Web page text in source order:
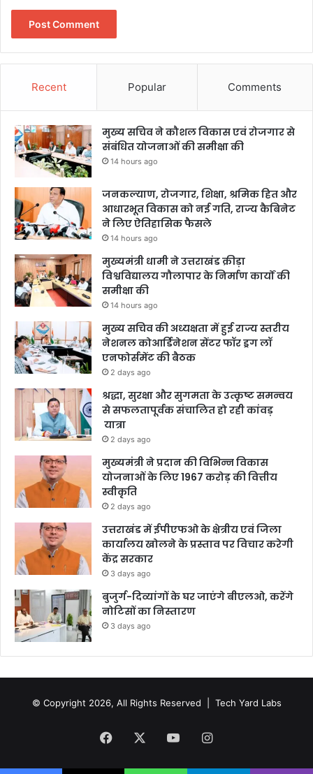
Recent Popular Comments
मुख्य सचिव ने कौशल विकास एवं रोजगार से
संबंधित योजनाओं की समीक्षा की
14 hours ago
जनकल्याण, रोजगार, शिक्षा, श्रमिक हित और
आधारभूत विकास को नई गति, राज्य कैबिनेट
ने लिए ऐतिहासिक फैसले
14 hours ago
मुख्यमंत्री धामी ने उत्तराखंड क्रीड़ा
विश्वविद्यालय गौलापार के निर्माण कार्यों की
समीक्षा की
14 hours ago
मुख्य सचिव की अध्यक्षता में हुई राज्य स्तरीय
नेशनल कोआर्डिनेशन सेंटर फॉर ड्रग लॉ
एनफोर्समेंट की बैठक
2 days ago
श्रद्धा, सुरक्षा और सुगमता के उत्कृष्ट समन्वय
से सफलतापूर्वक संचालित हो रही कांवड़
यात्रा
2 days ago
मुख्यमंत्री ने प्रदान की विभिन्न विकास
योजनाओं के लिए 1967 करोड़ की वित्तीय
स्वीकृति
2 days ago
उत्तराखंड में ईपीएफओ के क्षेत्रीय एवं जिला
कार्यालय खोलने के प्रस्ताव पर विचार करेगी
केंद्र सरकार
3 days ago
बुजुर्ग-दिव्यांगों के घर जाएंगे बीएलओ, करेंगे
नोटिसों का निस्तारण
3 days ago
© Copyright 2026, All Rights Reserved | Tech Yard Labs
Facebook YouTubeInstagram